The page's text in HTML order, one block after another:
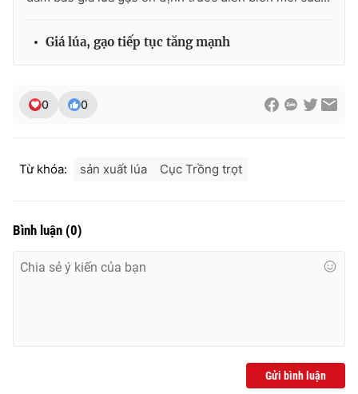
Giá lúa, gạo tiếp tục tăng mạnh
0 0
Từ khóa: sản xuất lúa Cục Trồng trọt
Bình luận (0)
Gửi bình luận